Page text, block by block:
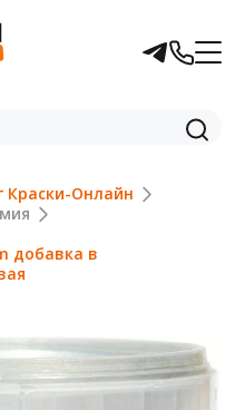
Краски-Онлайн
добавка в